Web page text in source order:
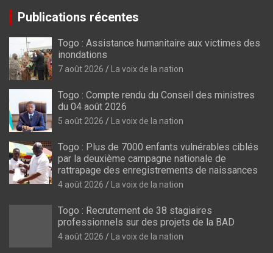
Publications récentes
Togo : Assistance humanitaire aux victimes des
inondations
7 août 2026 La voix de la nation
Togo : Compte rendu du Conseil des ministres
du 04 août 2026
5 août 2026 La voix de la nation
Togo : Plus de 7000 enfants vulnérables ciblés
par la deuxième campagne nationale de
rattrapage des enregistrements de naissances
4 août 2026 La voix de la nation
Togo : Recrutement de 38 stagiaires
professionnels sur des projets de la BAD
4 août 2026 La voix de la nation